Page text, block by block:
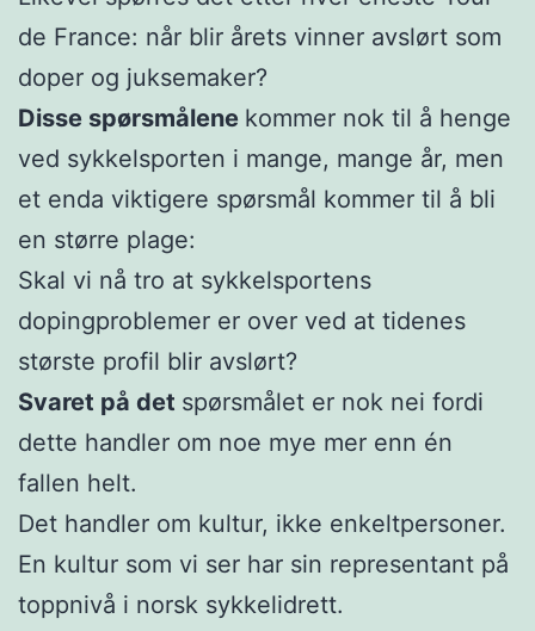
de France: når blir årets vinner avslørt som
doper og juksemaker?
Disse spørsmålene kommer nok til å henge
ved sykkelsporten i mange, mange år, men
et enda viktigere spørsmål kommer til å bli
en større plage:
Skal vi nå tro at sykkelsportens
dopingproblemer er over ved at tidenes
største profil blir avslørt?
Svaret på det spørsmålet er nok nei fordi
dette handler om noe mye mer enn én
fallen helt.
Det handler om kultur, ikke enkeltpersoner.
En kultur som vi ser har sin representant på
toppnivå i norsk sykkelidrett.